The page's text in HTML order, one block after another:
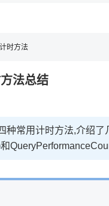
时方法
法总结
常用计时方法,介绍